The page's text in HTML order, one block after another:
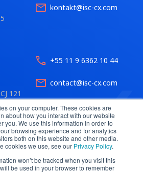
on your computer. These cookies are
about how you interact with our website
you. We use this information in order to
browsing experience and for analytics
both on this website and other media.
cookies we use, see our Privacy Policy.
won’t be tracked when you visit this
be used in your browser to remember
kontakt@isc-cx.com
121
+55 11 9 6362 10 44
contact@isc-cx.com